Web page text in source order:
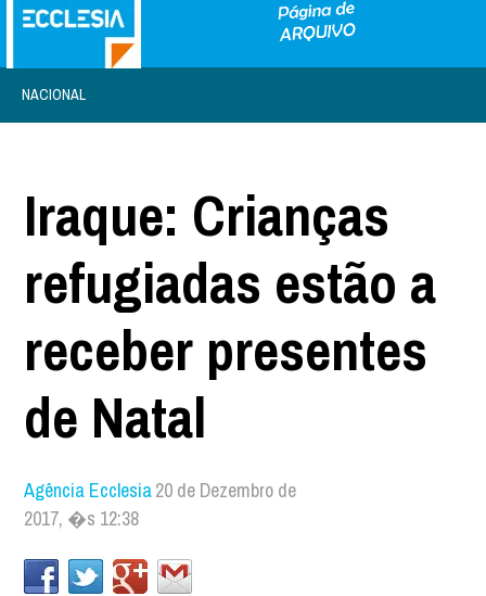
NACIONAL
Iraque: Crianças
refugiadas estão a
receber presentes
de Natal
Agência Ecclesia20 de Dezembro de
2017, �s 12:38